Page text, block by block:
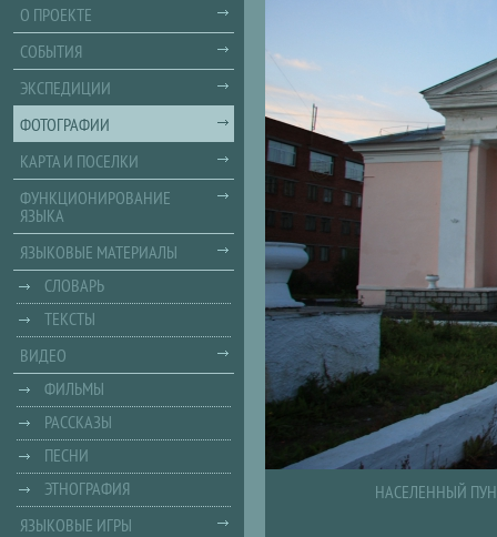
НАСЕЛЕННЫЙ
О ПРОЕКТЕ
СОБЫТИЯ
ЭКСПЕДИЦИИ
ФОТОГРАФИИ
КАРТА И ПОСЕЛКИ
ФУНКЦИОНИРОВАНИЕ
ЯЗЫКА
ЯЗЫКОВЫЕ МАТЕРИАЛЫ
СЛОВАРЬ
ТЕКСТЫ
ВИДЕО
ФИЛЬМЫ
РАССКАЗЫ
ПЕСНИ
ЭТНОГРАФИЯ
ЯЗЫКОВЫЕ ИГРЫ